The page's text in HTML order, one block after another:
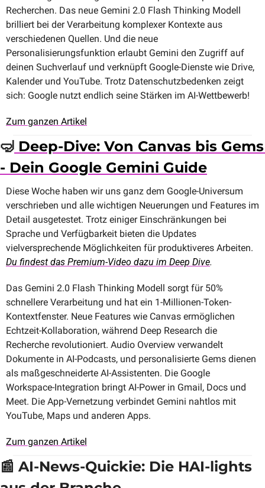
Recherchen. Das neue Gemini 2.0 Flash Thinking Modell
brilliert bei der Verarbeitung komplexer Kontexte aus
verschiedenen Quellen. Und die neue
Personalisierungsfunktion erlaubt Gemini den Zugriff auf
deinen Suchverlauf und verknüpft Google-Dienste wie Drive,
Kalender und YouTube. Trotz Datenschutzbedenken zeigt
sich: Google nutzt endlich seine Stärken im AI-Wettbewerb!
Zum ganzen Artikel
🤿 Deep-Dive: Von Canvas bis Gems
- Dein Google Gemini Guide
Diese Woche haben wir uns ganz dem Google-Universum
verschrieben und alle wichtigen Neuerungen und Features im
Detail ausgetestet. Trotz einiger Einschränkungen bei
Sprache und Verfügbarkeit bieten die Updates
Du findest das Premium-Video dazu im Deep Dive.
Das Gemini 2.0 Flash Thinking Modell sorgt für 50%
schnellere Verarbeitung und hat ein 1-Millionen-Token-
Kontextfenster. Neue Features wie Canvas ermöglichen
Echtzeit-Kollaboration, während Deep Research die
Recherche revolutioniert. Audio Overview verwandelt
Dokumente in AI-Podcasts, und personalisierte Gems dienen
als maßgeschneiderte AI-Assistenten. Die Google
Workspace-Integration bringt AI-Power in Gmail, Docs und
Meet. Die App-Vernetzung verbindet Gemini nahtlos mit
YouTube, Maps und anderen Apps.
Zum ganzen Artikel
📰 AI-News-Quickie: Die HAI-lights